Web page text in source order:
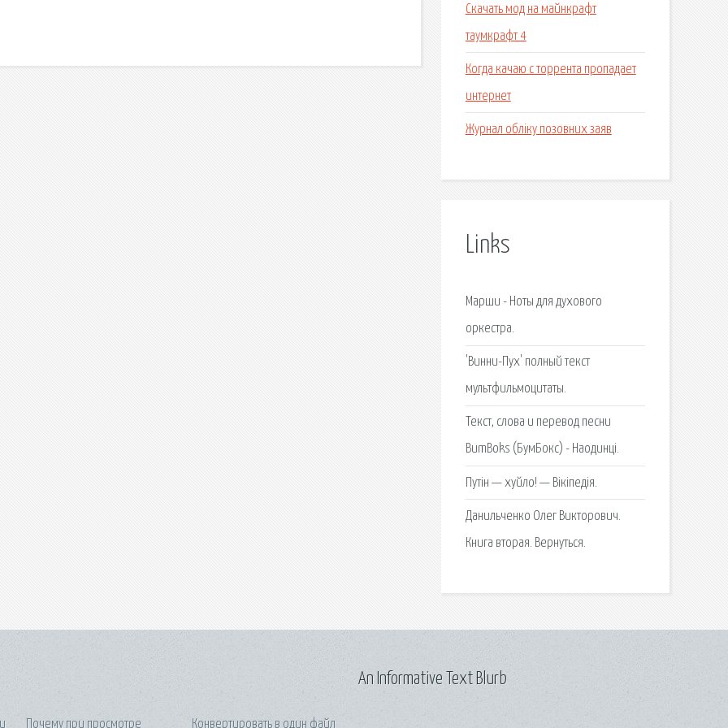
Скачать мод на майнкрафт
таумкрафт 4
Когда качаю с торрента пропадает
интернет
Журнал обліку позовних заяв
Links
Марши - Ноты для духового
оркестра.
'Винни-Пух' полный текст
мультфильмоцитаты.
Текст, слова и перевод песни
BumBoks (БумБокс) - Наодинці.
Путін — хуйло! — Вікіпедія.
Данильченко Олег Викторович.
Книга вторая. Вернуться.
Почему при просмотре Конвертировать в один файл
An Informative Text Blurb